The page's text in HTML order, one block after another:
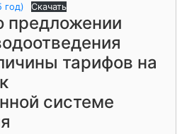
год)
Скачать
предложении
тарифов на
системе